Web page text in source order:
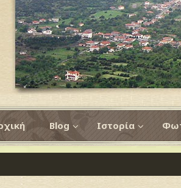
Blog Ιστορία